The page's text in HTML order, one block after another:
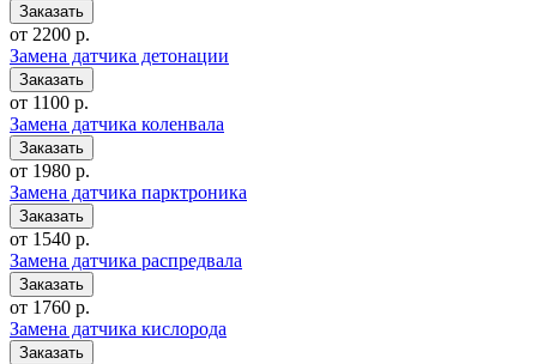
от 2200 р.
Замена датчика детонации
от 1100 р.
Замена датчика коленвала
от 1980 р.
Замена датчика парктроника
от 1540 р.
Замена датчика распредвала
от 1760 р.
Замена датчика кислорода